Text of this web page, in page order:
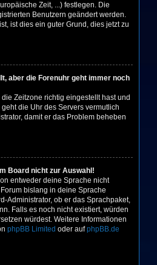
Zeit, ...) festlegen. Die
Benutzern geändert werden.
ist dies ein guter Grund, dies jetzt zu
aber die Forenuhr geht immer noch
Zeitzone richtig eingestellt hast und
die Uhr des Servers vermutlich
damit er das Problem beheben
Board nicht zur Auswahl!
entweder deine Sprache nicht
bislang in deine Sprache
Administrator, ob er das Sprachpaket,
Falls es noch nicht existiert, würden
würdest. Weitere Informationen
phpBB Limited oder aufphpBB.de